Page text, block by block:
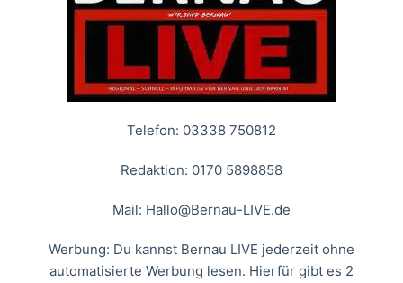
Telefon: 03338 750812
Redaktion: 0170 5898858
Mail: Hallo@Bernau-LIVE.de
Werbung: Du kannst Bernau LIVE jederzeit ohne
automatisierte Werbung lesen. Hierfür gibt es 2